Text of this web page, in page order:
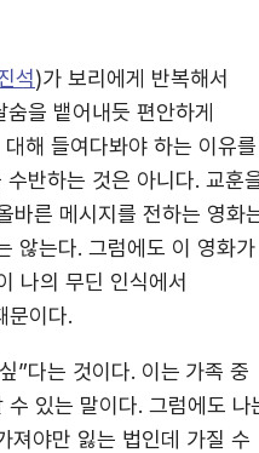
석)가 보리에게 반복해서
을 뱉어내듯 편안하게
해 들여다봐야 하는 이유를
반하는 것은 아니다. 교훈
바른 메시지를 전하는 영화
않는다. 그럼에도 이 영화가
나의 무딘 인식에서
문이다.
”다는 것이다. 이는 가족 중
있는 말이다. 그럼에도 나
져야만 잃는 법인데 가질 수